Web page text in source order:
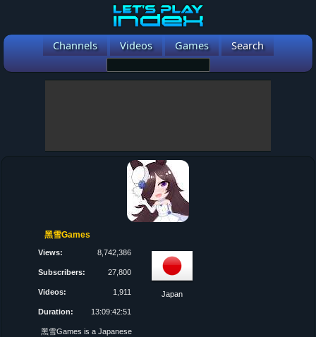
Channels Videos Games Search
黑雪Games
Views: 8,742,386
Subscribers: 27,800
Videos: 1,911
Duration: 13:09:42:51
Japan
黑雪Games is a Japanese